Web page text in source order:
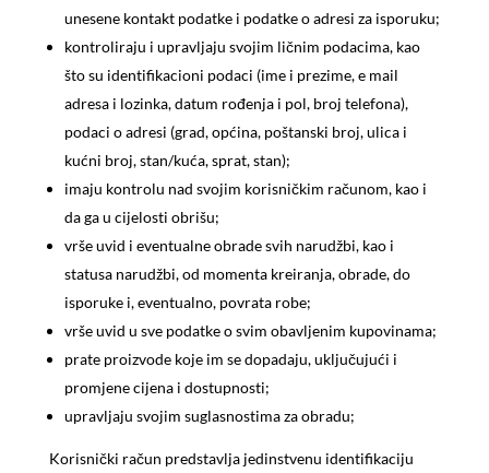
unesene kontakt podatke i podatke o adresi za isporuku;
kontroliraju i upravljaju svojim ličnim podacima, kao
što su identifikacioni podaci (ime i prezime, e mail
adresa i lozinka, datum rođenja i pol, broj telefona),
podaci o adresi (grad, općina, poštanski broj, ulica i
kućni broj, stan/kuća, sprat, stan);
imaju kontrolu nad svojim korisničkim računom, kao i
da ga u cijelosti obrišu;
vrše uvid i eventualne obrade svih narudžbi, kao i
statusa narudžbi, od momenta kreiranja, obrade, do
isporuke i, eventualno, povrata robe;
vrše uvid u sve podatke o svim obavljenim kupovinama;
prate proizvode koje im se dopadaju, uključujući i
promjene cijena i dostupnosti;
upravljaju svojim suglasnostima za obradu;
Korisnički račun predstavlja jedinstvenu identifikaciju